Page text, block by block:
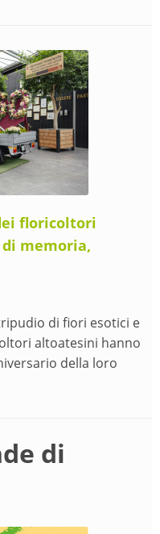
floricoltori
di memoria,
di fiori esotici e
altoatesini hanno
della loro
di